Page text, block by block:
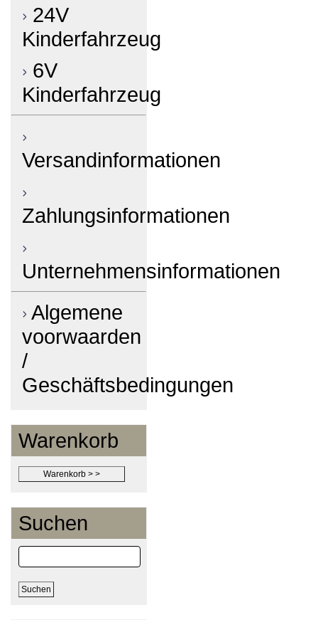
24V
Kinderfahrzeug
6V
Kinderfahrzeug
Versandinformationen
Zahlungsinformationen
Unternehmensinformationen
Algemene
voorwaarden
/
Geschäftsbedingungen
Warenkorb
Suchen